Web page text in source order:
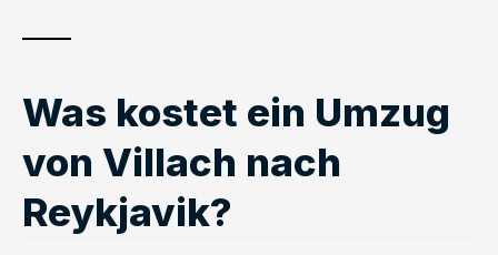
Was kostet ein Umzug
von Villach nach
Reykjavik?